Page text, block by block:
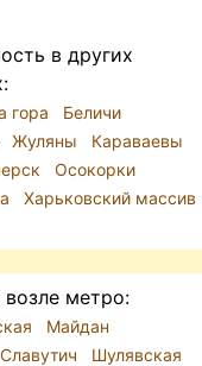
в других
гора
Беличи
Жуляны
Караваевы
Осокорки
Харьковский массив
метро:
Майдан
Славутич Шулявская